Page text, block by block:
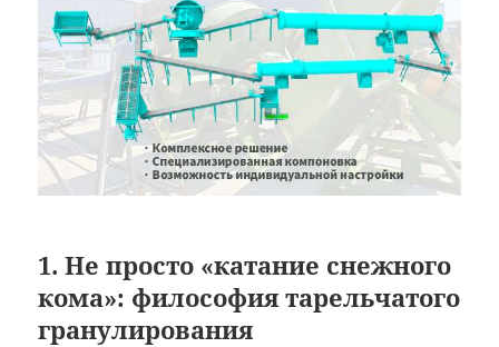
1. Не просто «катание снежного
кома»: философия тарельчатого
гранулирования